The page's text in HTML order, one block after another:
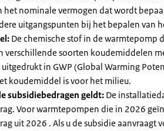
het nominale vermogen dat wordt
uitgangspunten bij het bepalen van
De chemische stof in de warmtepomp
verschillende soorten koudemiddelen
in GWP (Global Warming
koudemiddel is voor het milieu.
subsidiebedragen geldt: De
Voor warmtepompen die in 2026
uit 2026 . Als u de subsidie aanvraagt